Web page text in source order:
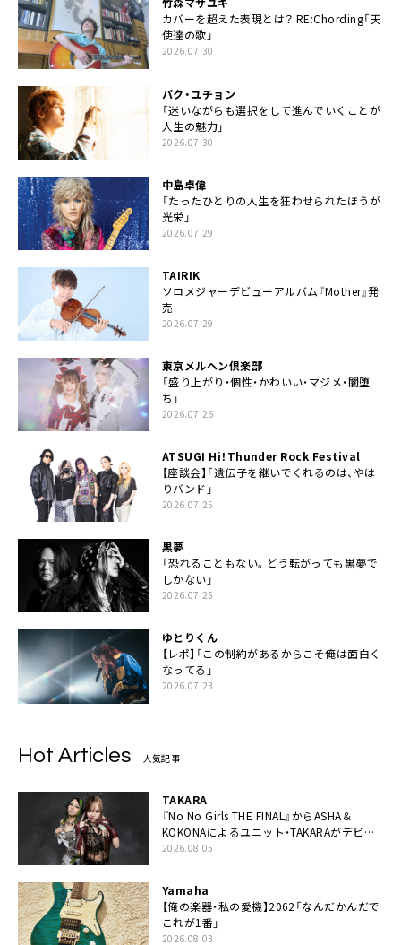
カバーを超えた表現とは？ RE:Chording「天
使達の歌」
2026.07.30
パク・ユチョン
「迷いながらも選択をして進んでいくことが
人生の魅力」
2026.07.30
中島卓偉
「たったひとりの人生を狂わせられたほうが
光栄」
2026.07.29
TAIRIK
ソロメジャーデビューアルバム『Mother』発
売
2026.07.29
東京メルヘン倶楽部
「盛り上がり・個性・かわいい・マジメ・闇堕
ち」
2026.07.26
ATSUGI Hi！Thunder Rock Festival
【座談会】「遺伝子を継いでくれるのは、やは
りバンド」
2026.07.25
黒夢
「恐れることもない。どう転がっても黒夢で
しかない」
2026.07.25
ゆとりくん
【レポ】「この制約があるからこそ俺は面白く
なってる」
2026.07.23
Hot Articles 人気記事
TAKARA
『No No Girls THE FINAL』からASHA＆
KOKONAによるユニット・TAKARAがデビュ
ー
2026.08.05
Yamaha
【俺の楽器・私の愛機】2062「なんだかんだで
これが1番」
2026.08.03